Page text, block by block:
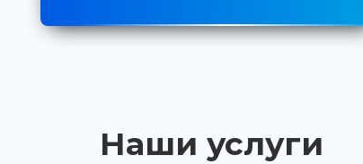
Наши услуги